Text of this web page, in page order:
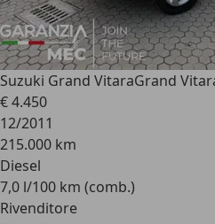
Suzuki Grand VitaraGrand
€ 4.450
12/2011
215.000 km
Diesel
7,0 l/100 km (comb.)
Rivenditore